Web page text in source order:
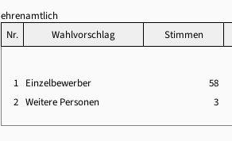
ehrenamtlich
Nr.
Wahlvorschlag Stimmen
1 Einzelbewerber
58
2 Weitere Personen 3